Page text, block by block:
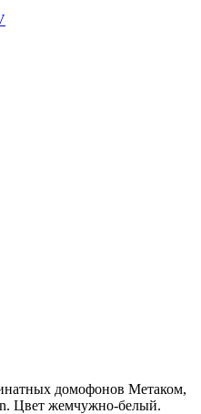
домофонов Метаком,
Цвет жемчужно-белый.